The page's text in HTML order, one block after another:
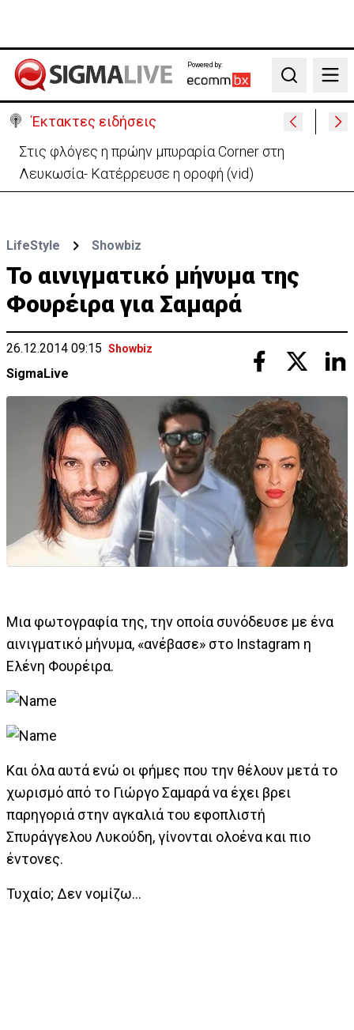
Powered by:
Search
Έκτακτες ειδήσεις
ΗΠΑ: Πυροβολισμοί στη Βόρεια Καρολίνα – Νεκροί
και τραυματίες
LifeStyle Showbiz
Το αινιγματικό μήνυμα της
Φουρέιρα για Σαμαρά
26.12.2014 09:15 Showbiz
SigmaLive
​Μια φωτογραφία της, την οποία συνόδευσε με ένα
αινιγματικό μήνυμα, «ανέβασε» στο Instagram η
Ελένη Φουρέιρα.
Και όλα αυτά ενώ οι φήμες που την θέλουν μετά το
χωρισμό από το Γιώργο Σαμαρά να έχει βρει
παρηγοριά στην αγκαλιά του εφοπλιστή
Σπυράγγελου Λυκούδη, γίνονται ολοένα και πιο
έντονες.
Τυχαίο; Δεν νομίζω…